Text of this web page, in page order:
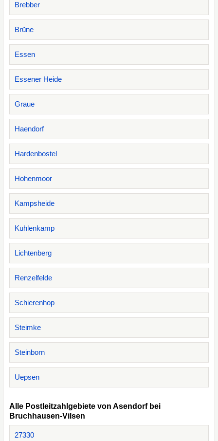
Brebber
Brüne
Essen
Essener Heide
Graue
Haendorf
Hardenbostel
Hohenmoor
Kampsheide
Kuhlenkamp
Lichtenberg
Renzelfelde
Schierenhop
Steimke
Steinborn
Uepsen
Alle Postleitzahlgebiete von Asendorf bei
Bruchhausen-Vilsen
27330